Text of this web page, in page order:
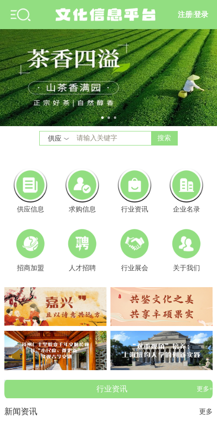
注册 |登录
供应 搜索
供应信息 求购信息 行业资讯 企业名录
招商加盟 人才招聘 行业展会 关于我们
行业资讯 更多+
新闻资讯 更多